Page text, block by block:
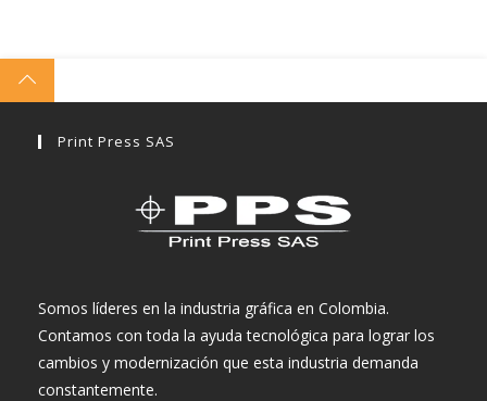
Print Press SAS
Somos líderes en la industria gráfica en Colombia.
Contamos con toda la ayuda tecnológica para lograr los
cambios y modernización que esta industria demanda
constantemente.